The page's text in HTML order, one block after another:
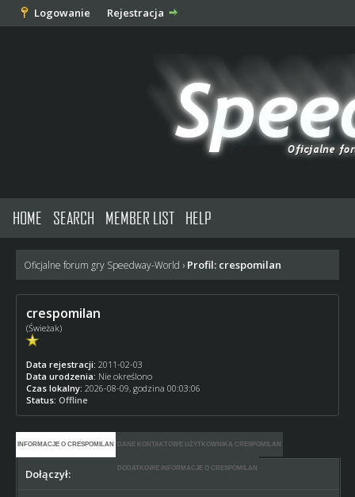
Logowanie Rejestracja
HOME SEARCH MEMBER LIST HELP
Oficjalne forum gry Speedway-World › Profil: crespomilan
crespomilan
(Świeżak)
Data rejestracji: 2011-02-03
Data urodzenia: Nie określono
Czas lokalny: 2026-08-09, godzina 00:03:06
Status: Offline
INFORMACJE O CRESPOMILAN DANE KONTAKTOWE UŻYTKOWNIKA CRESPOMILAN
DODATKOWE INFORMACJE O CRESPOMILAN
Dołączył: 2011-02-03